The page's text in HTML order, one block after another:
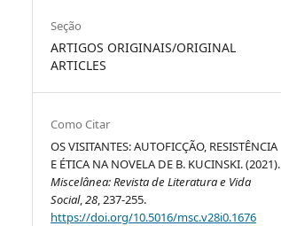
Seção
ARTIGOS ORIGINAIS/ORIGINAL
ARTICLES
Como Citar
OS VISITANTES: AUTOFICÇÃO, RESISTÊNCIA
E ÉTICA NA NOVELA DE B. KUCINSKI. (2021).
Miscelânea: Revista de Literatura e Vida
Social,28, 237-255.
https://doi.org/10.5016/msc.v28i0.1676